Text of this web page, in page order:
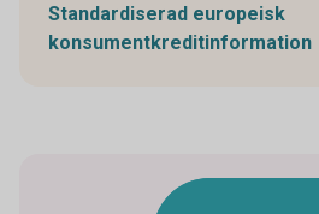
Standardiserad europeisk
konsumentkreditinformation